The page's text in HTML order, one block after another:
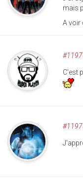
mais
A voir
C'est